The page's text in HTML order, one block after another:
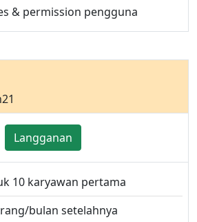
& permission pengguna
Langganan
10 karyawan pertama
bulan setelahnya